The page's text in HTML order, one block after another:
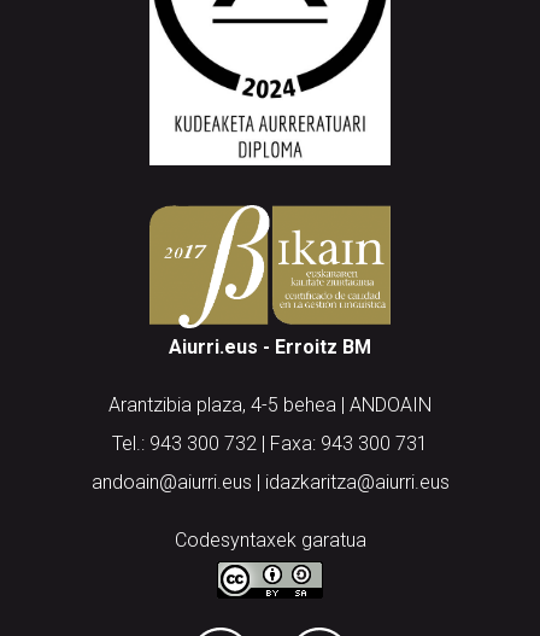
Aiurri.eus - Erroitz BM
Arantzibia plaza, 4-5 behea | ANDOAIN
Tel.: 943 300 732 | Faxa: 943 300 731
andoain@aiurri.eus | idazkaritza@aiurri.eus
Codesyntaxek garatua